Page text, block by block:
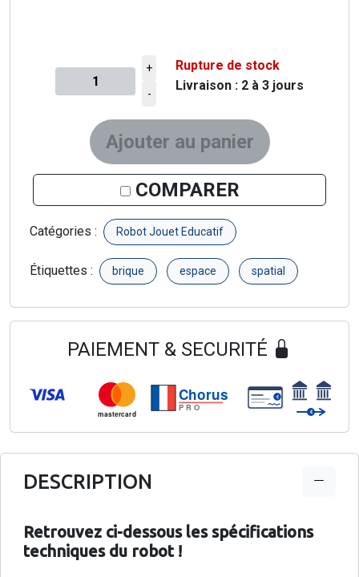
Quantité à ajouter au panier
+
-
Rupture de stock
Livraison : 2 à 3 jours
COMPARER
Catégories : Robot Jouet Educatif
Étiquettes : brique espace spatial
PAIEMENT & SECURITÉ
mastercard
Chorus
PRO
€
€
DESCRIPTION
Retrouvez ci-dessous les spécifications
techniques du robot !